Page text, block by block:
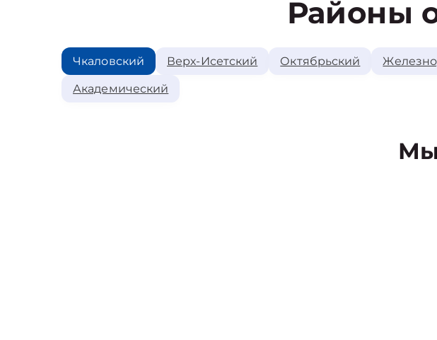
Районы
Чкаловский Верх-Исетский Октябрьский
Академический
Мы